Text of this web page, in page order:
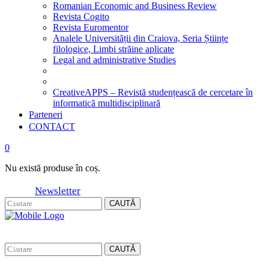
Romanian Economic and Business Review
Revista Cogito
Revista Euromentor
Analele Universității din Craiova, Seria Științe
filologice, Limbi străine aplicate
Legal and administrative Studies
CreativeAPPS – Revistă studențească de cercetare în
informatică multidisciplinară
Parteneri
CONTACT
0
Nu există produse în coș.
Newsletter
CAUTĂ
CAUTĂ